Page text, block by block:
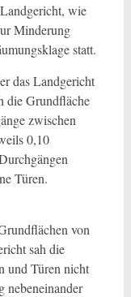
wie
Minderung
statt.
das Landgericht
die Grundfläche
zwischen
0,10
Türen.
von
sah die
und Türen nicht
nebeneinander